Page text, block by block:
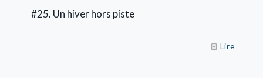
#25. Un hiver hors piste
Lire